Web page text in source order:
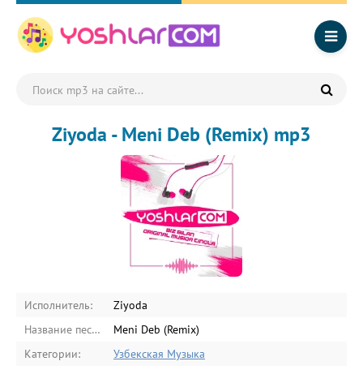
Ziyoda - Meni Deb (Remix) mp3
Исполнитель:
Ziyoda
Название песни:
Meni Deb (Remix)
Категории:
Узбекская Музыка